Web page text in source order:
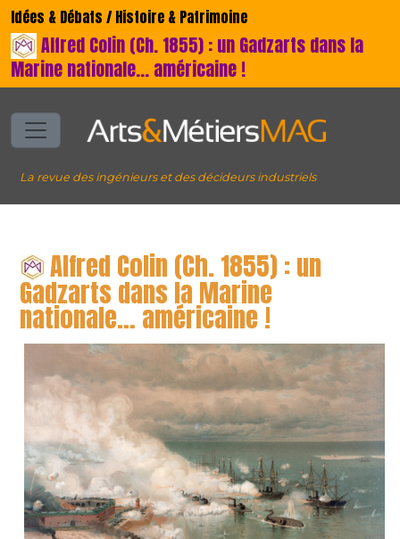
Idées & Débats / Histoire & Patrimoine
Alfred Colin (Ch. 1855) : un Gadzarts dans la
Marine nationale… américaine !
La revue des ingénieurs et des décideurs industriels
Alfred Colin (Ch. 1855) : un
Gadzarts dans la Marine
nationale… américaine !